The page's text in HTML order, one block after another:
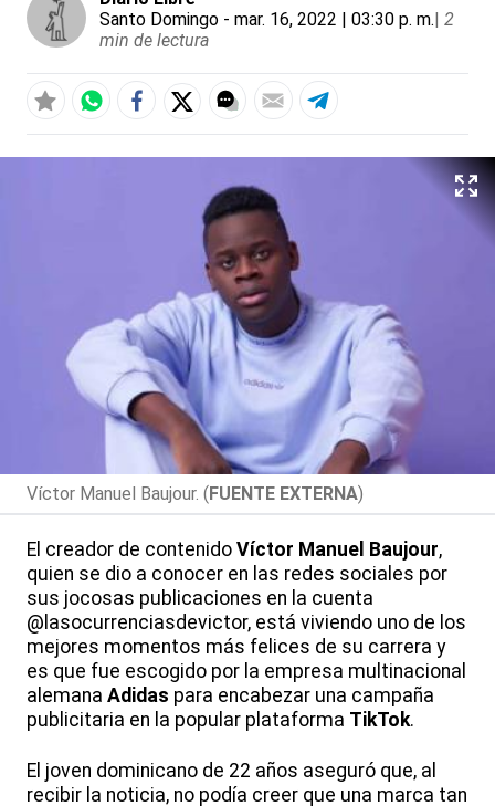
Santo Domingo - mar. 16, 2022 | 03:30 p. m.| 2
min de lectura
Víctor Manuel Baujour. (FUENTE EXTERNA)
El creador de contenido Víctor Manuel Baujour,
quien se dio a conocer en las redes sociales por
sus jocosas publicaciones en la cuenta
@lasocurrenciasdevictor, está viviendo uno de los
mejores momentos más felices de su carrera y
es que fue escogido por la empresa multinacional
alemana Adidas para encabezar una campaña
publicitaria en la popular plataforma TikTok.
El joven dominicano de 22 años aseguró que, al
recibir la noticia, no podía creer que una marca tan